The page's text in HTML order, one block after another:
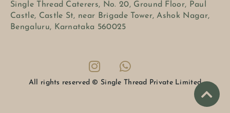
Single Thread Caterers, No. 20, Ground Floor, Paul
Castle, Castle St, near Brigade Tower, Ashok Nagar,
Bengaluru, Karnataka 560025
All rights reserved © Single Thread Private Limited